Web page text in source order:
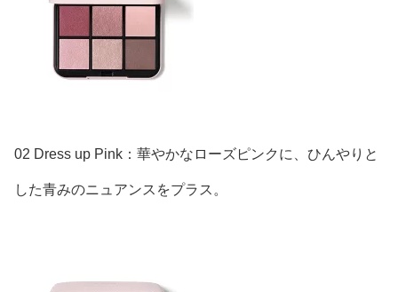
02 Dress up Pink：華やかなローズピンクに、ひんやりと
した青みのニュアンスをプラス。